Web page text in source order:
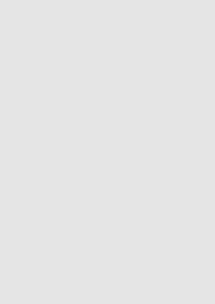
の人気店の美味しいパ
商品一覧 2,000円
チーズから、パンやパ
て揃います。ワインに